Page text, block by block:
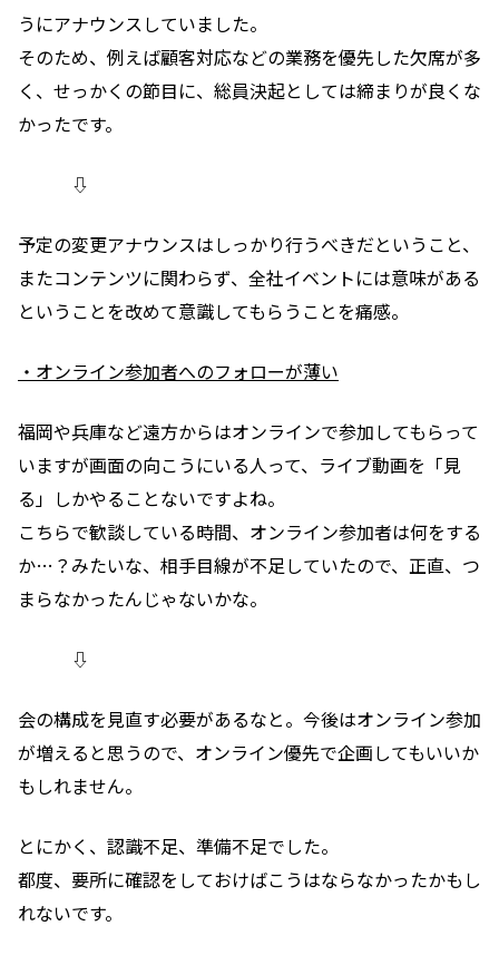
うにアナウンスしていました。
そのため、例えば顧客対応などの業務を優先した欠席が多
く、 せっかくの節目に、総員決起としては締まりが良くな
かったです。
⇩
予定の変更アナウンスはしっかり行うべきだということ、
またコンテンツに関わらず、全社イベントには意味がある
ということを改めて意識してもらうことを痛感。
・ オンライン参加者へのフォローが薄い
福岡や兵庫など遠方からはオンラインで参加してもらって
いますが画面の向こうにいる人って、ライブ動画を「見
る」しかやることないですよね。
こちらで歓談している時間、オンライン参加者は何をする
か…？みたいな、 相手目線が不足していたので、正直、つ
まらなかったんじゃないかな。
⇩
会の構成を見直す必要があるなと。 今後はオンライン参加
が増えると思うので、オンライン優先で企画してもいいか
もしれません。
とにかく、認識不足、準備不足でした。
都度、要所に確認をしておけばこうはならなかったかもし
れないです。